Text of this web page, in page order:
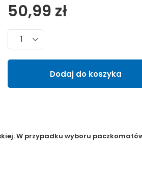
50,99 zł
Liczba produktów
Dodaj do koszyka
W przypadku wyboru